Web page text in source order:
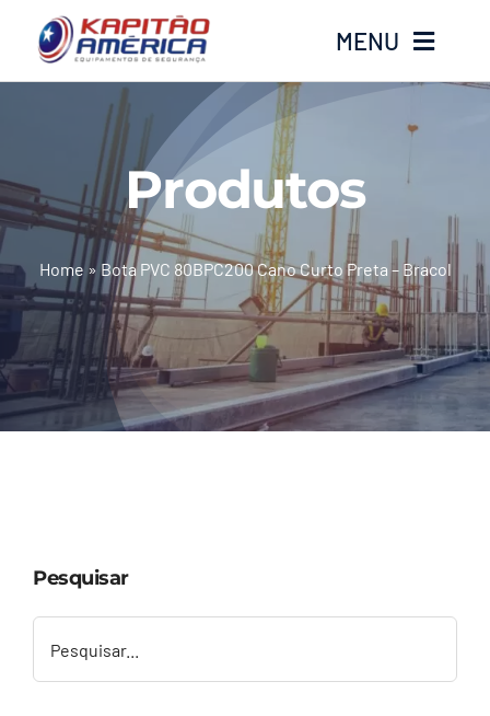
o
MENU
Produtos
Calçados
Luvas
Altura
Contato
Produtos
Home»Bota PVC 80BPC200 Cano Curto Preta – Bracol
Pesquisar